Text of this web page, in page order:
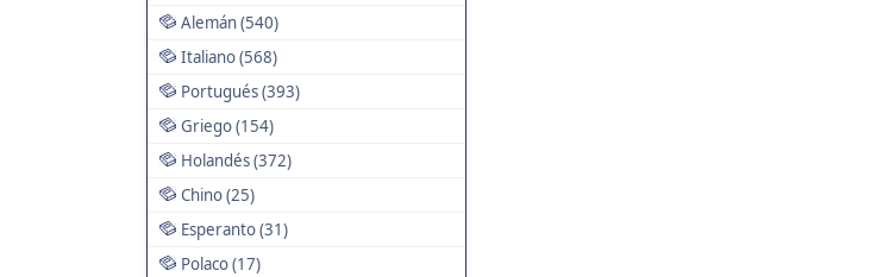
Alemán (540)
Italiano (568)
Portugués (393)
Griego (154)
Holandés (372)
Chino (25)
Esperanto (31)
Polaco (17)